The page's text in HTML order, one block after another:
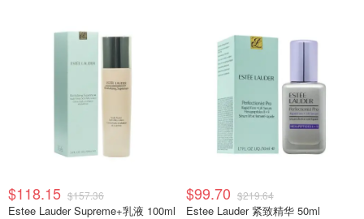
$118.15 $157.36
Estee Lauder Supreme+乳液 100ml
$99.70 $219.64
Estee Lauder 紧致精华 50ml